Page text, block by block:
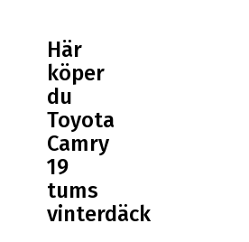
Här
köper
du
Toyota
Camry
19
tums
vinterdäck